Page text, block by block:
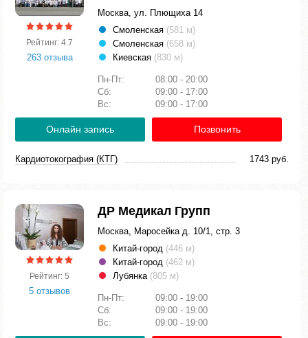
Рейтинг: 4.7
263 отзыва
Москва, ул. Плющиха 14
Смоленская (581 м)
Смоленская (658 м)
Киевская (830 м)
Пн-Пт:
08:00 - 20:00
Сб:
09:00 - 17:00
Вс:
09:00 - 17:00
Онлайн запись Позвонить
Кардиотокография (КТГ) 1743 руб.
Рейтинг: 5
5 отзывов
ДР Медикал Групп
Москва, Маросейка д. 10/1, стр. 3
Китай-город (446 м)
Китай-город (462 м)
Лубянка (805 м)
Пн-Пт:
09:00 - 19:00
Сб:
09:00 - 19:00
Вс:
09:00 - 19:00